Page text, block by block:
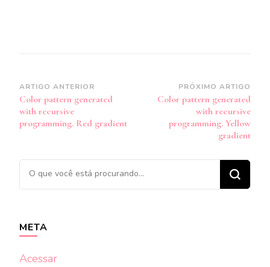
Navegação
de
post
ARTIGO ANTERIOR
Color pattern generated
with recursive
programming. Red gradient
PRÓXIMO ARTIGO
Color pattern generated
with recursive
programming. Yellow
gradient
Procurando
algo?
META
Acessar